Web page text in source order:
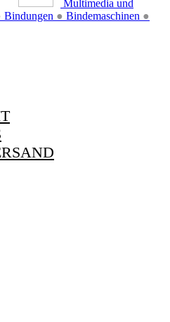
Bindungen ● Bindemaschinen ●
Multimedia und